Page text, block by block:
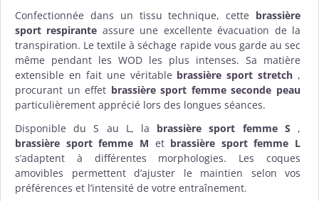
Confectionnée dans un tissu technique, cette brassière
sport respirante assure une excellente évacuation de la
transpiration. Le textile à séchage rapide vous garde au sec
même pendant les WOD les plus intenses. Sa matière
extensible en fait une véritable brassière sport stretch ,
procurant un effet brassière sport femme seconde peau
particulièrement apprécié lors des longues séances.
Disponible du S au L, la brassière sport femme S ,
brassière sport femme M et brassière sport femme L
s’adaptent à différentes morphologies. Les coques
amovibles permettent d’ajuster le maintien selon vos
préférences et l’intensité de votre entraînement.